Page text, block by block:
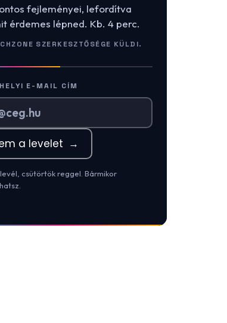
fejleményei, lefordítva
érdemes lépned. Kb. 4 perc.
SZERKESZTŐSÉGE KÜLDI.
E-MAIL CÍM
a levelet →
csütörtök reggel. Bármikor